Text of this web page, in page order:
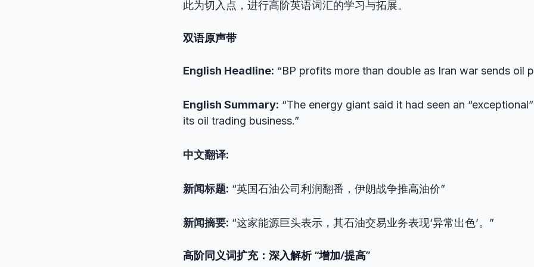
此为切入点，进行高阶英语词汇的学习与拓展。
双语原声带
English Headline: “BP profits more than double as Iran war sends oil
English Summary: “The energy giant said it had seen an
its oil trading business.”
中文翻译:
新闻标题: “英国石油公司利润翻番，伊朗战争推高油价”
新闻摘要: “这家能源巨头表示，其石油交易业务表现‘异常出色’。”
高阶同义词扩充：深入解析 “增加/提高”